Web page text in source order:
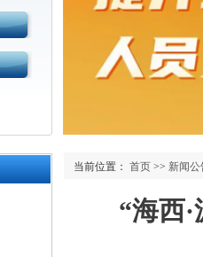
当前位置： 首页 >> 新闻公
“海西